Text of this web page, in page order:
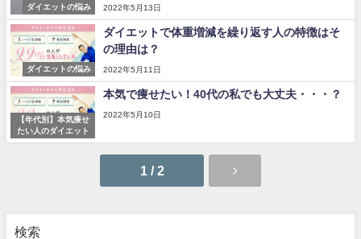
ダイエットの悩み 2022年5月13日
ダイエットの悩み
ダイエットで体重増減を繰り返す人の特徴はそ
の理由は？
2022年5月11日
【年代別】本気痩せ
たい人のダイエット
本気で痩せたい！40代の私でも大丈夫・・・？
2022年5月10日
1 / 2
検索